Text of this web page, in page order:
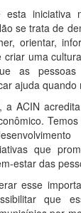
esta iniciativa
se trata de
orientar,
criar uma
as pessoas
ajuda quando
a ACIN
que
estar das
esse
que